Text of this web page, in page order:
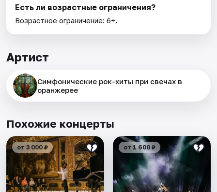
Есть ли возрастные ограничения?
Возрастное ограничение: 6+.
Артист
Симфонические рок-хиты при свечах в
оранжерее
Похожие концерты
от 3 000 ₽ от 1 600 ₽